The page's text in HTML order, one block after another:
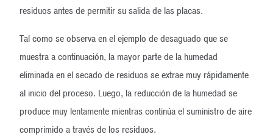
residuos antes de permitir su salida de las placas.
Tal como se observa en el ejemplo de desaguado que se
muestra a continuación, la mayor parte de la humedad
eliminada en el secado de residuos se extrae muy rápidamente
al inicio del proceso. Luego, la reducción de la humedad se
produce muy lentamente mientras continúa el suministro de aire
comprimido a través de los residuos.